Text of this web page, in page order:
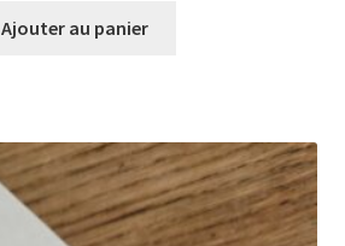
Ajouter au panier